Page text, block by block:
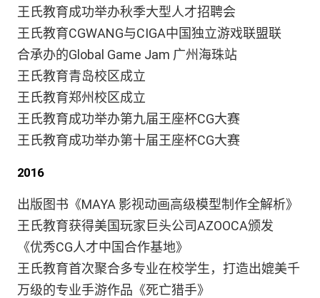
王氏教育成功举办秋季大型人才招聘会
王氏教育CGWANG与CIGA中国独立游戏联盟联
合承办的Global Game Jam 广州海珠站
王氏教育青岛校区成立
王氏教育郑州校区成立
王氏教育成功举办第九届王座杯CG大赛
王氏教育成功举办第十届王座杯CG大赛
2016
出版图书《MAYA 影视动画高级模型制作全解析》
王氏教育获得美国玩家巨头公司AZOOCA颁发
《优秀CG人才中国合作基地》
王氏教育首次聚合多专业在校学生，打造出媲美千
万级的专业手游作品《死亡猎手》